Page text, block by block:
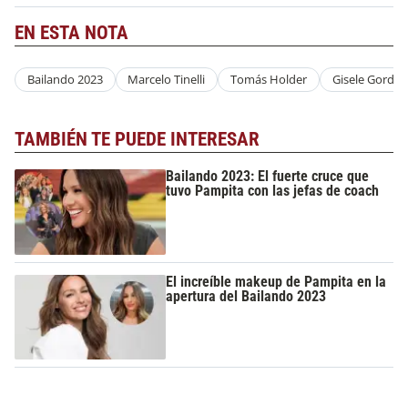
EN ESTA NOTA
Bailando 2023 Marcelo Tinelli Tomás Holder Gisele
TAMBIÉN TE PUEDE INTERESAR
Bailando 2023: El fuerte cruce que
tuvo Pampita con las jefas de coach
El increíble makeup de Pampita en la
apertura del Bailando 2023